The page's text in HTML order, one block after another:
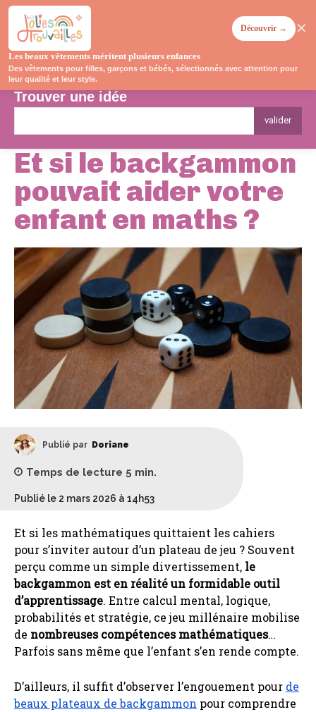
Trouver une idée
valider
Et si le backgammon
pouvait aider votre
enfant en maths ?
Publié par Doriane
Temps de lecture 5 min.
Publié le 2 mars 2026 à 14h53
Et si les mathématiques quittaient les cahiers
pour s’inviter autour d’un plateau de jeu ? Souvent
perçu comme un simple divertissement, le
backgammon est en réalité un formidable outil
d’apprentissage. Entre calcul mental, logique,
probabilités et stratégie, ce jeu millénaire mobilise
de nombreuses compétences mathématiques…
Parfois sans même que l’enfant s’en rende compte.
D’ailleurs, il suffit d’observer l’engouement pour de
beaux plateaux de backgammon pour comprendre
Les beaux vêtements méritent plusieurs enfances
Des vêtements pour filles, garçons et bébés, sélectionnés avec attention pour
leur qualité et leur style.
Découvrir → ✕